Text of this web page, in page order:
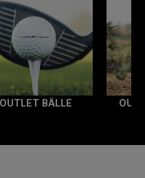
OUTLET BÄLLE